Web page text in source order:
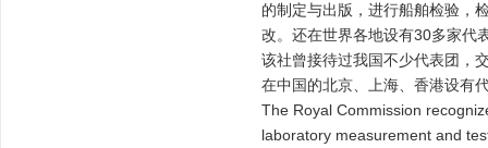
的制定与出版，进行船舶检验，
改。还在世界各地设有30多家代
该社曾接待过我国不少代表团，
在中国的北京、上海、香港设有
The Royal Commission
laboratory measurement and